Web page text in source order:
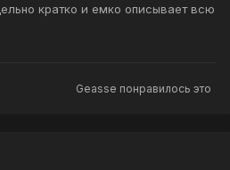
либо играла!". Все облегченно
кратко и емко описывает всю
Geasse понравилось это